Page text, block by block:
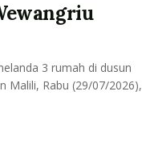
3 rumah di dusun
Malili, Rabu (29/07/2026),